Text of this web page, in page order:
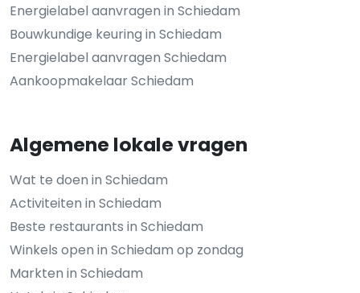
Energielabel aanvragen in Schiedam
Bouwkundige keuring in Schiedam
Energielabel aanvragen Schiedam
Aankoopmakelaar Schiedam
Algemene lokale vragen
Wat te doen in Schiedam
Activiteiten in Schiedam
Beste restaurants in Schiedam
Winkels open in Schiedam op zondag
Markten in Schiedam